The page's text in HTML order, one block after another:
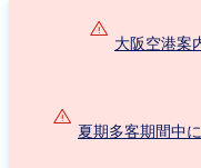
大阪空港案
夏期多客期間中